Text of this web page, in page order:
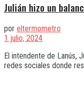
Julián hizo un
por eltermometro
1 julio, 2024
El intendente de Lanús,
redes sociales donde